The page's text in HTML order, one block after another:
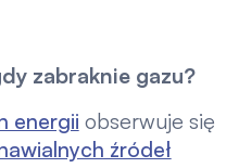
zabraknie gazu?
energii obserwuje się
źródeł